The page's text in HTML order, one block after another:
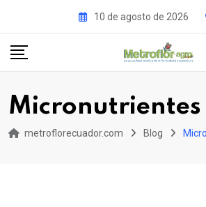
content
10 de agosto de 2026
Micronutrientes
metroflorecuador.com Blog